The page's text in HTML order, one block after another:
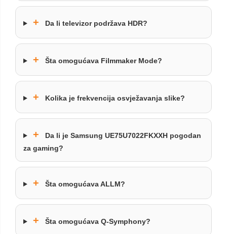
+ Da li televizor podržava HDR?
+ Šta omogućava Filmmaker Mode?
+ Kolika je frekvencija osvježavanja slike?
+
Da li je Samsung UE75U7022FKXXH pogodan
za gaming?
+ Šta omogućava ALLM?
+ Šta omogućava Q-Symphony?